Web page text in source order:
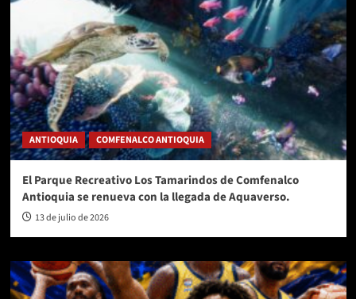
ANTIOQUIA COMFENALCO ANTIOQUIA
El Parque Recreativo Los Tamarindos de Comfenalco
Antioquia se renueva con la llegada de Aquaverso.
13 de julio de 2026